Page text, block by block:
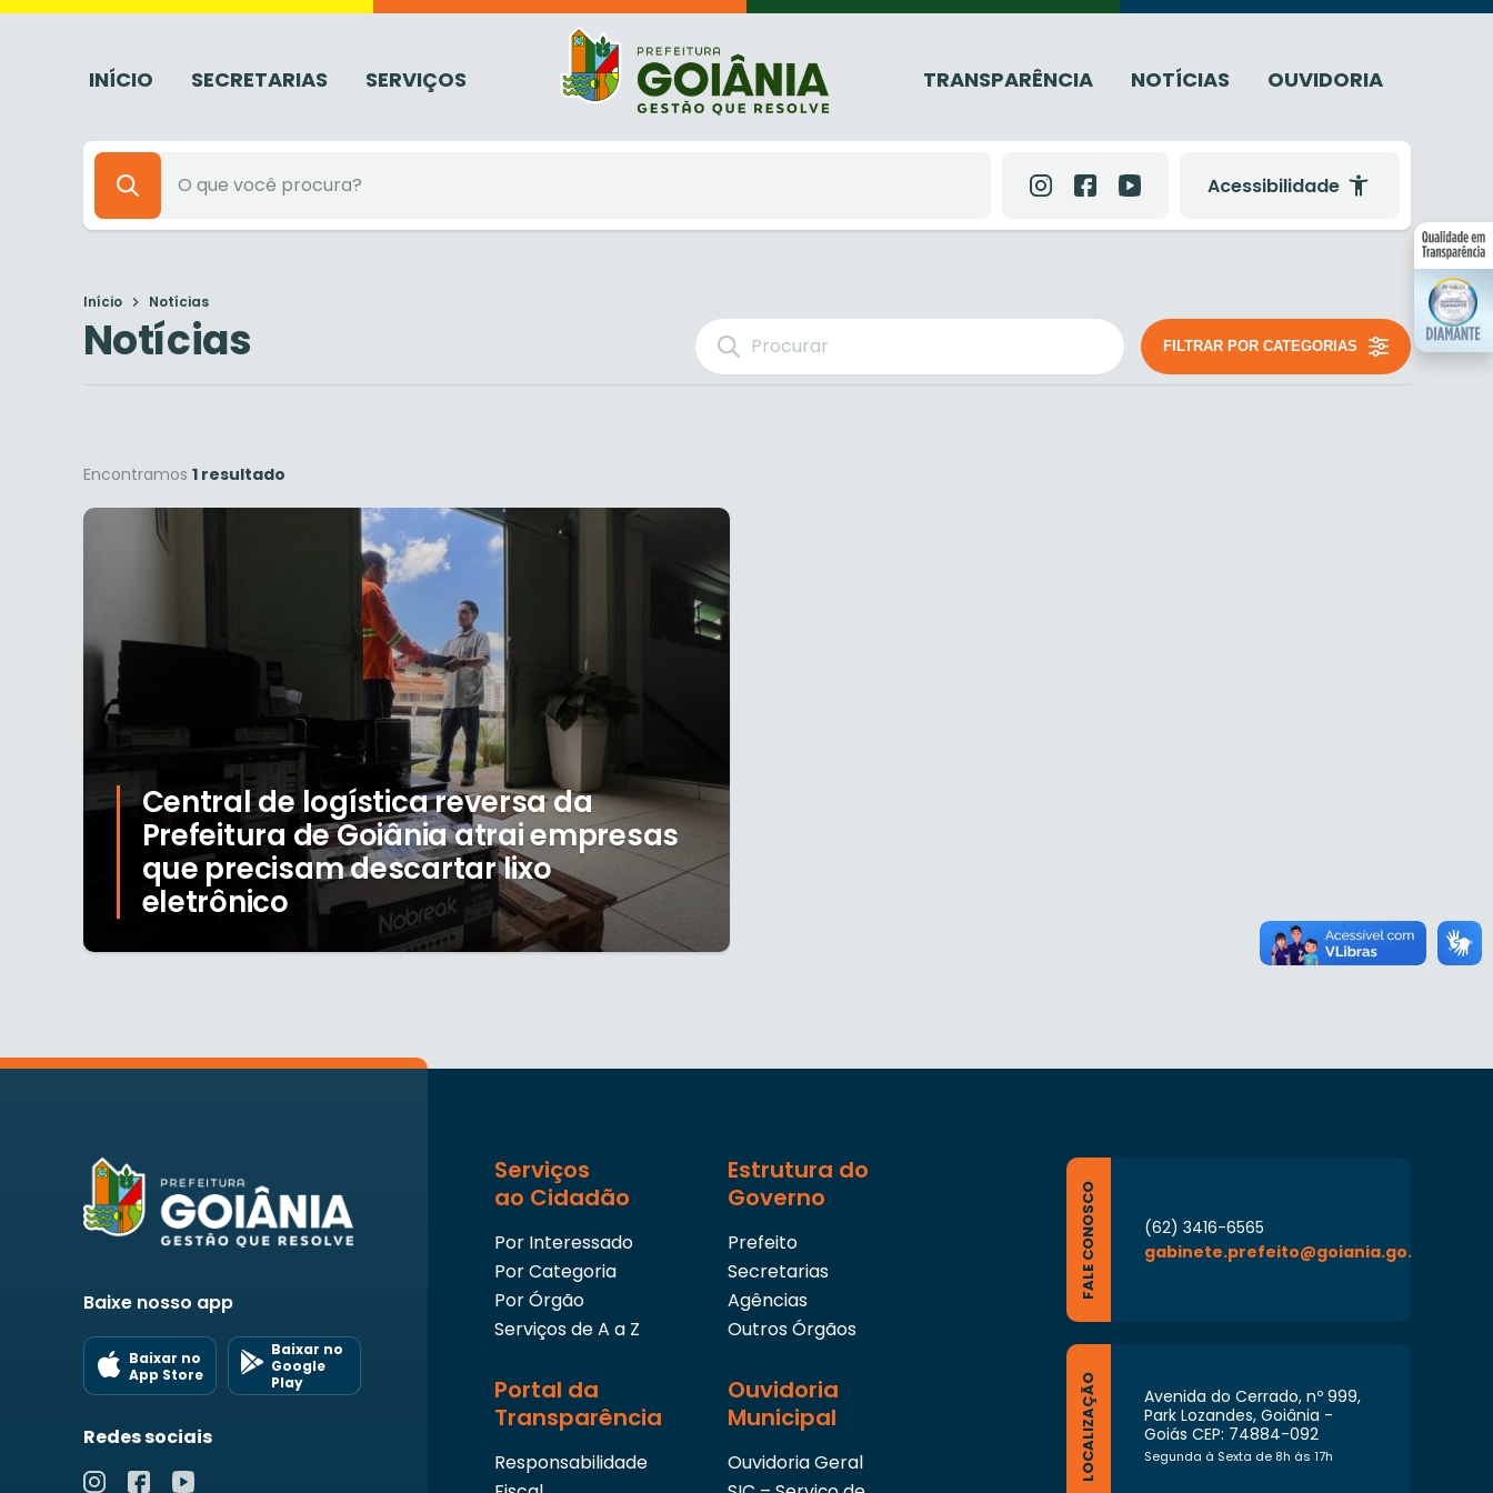
INÍCIO SECRETARIAS SERVIÇOS TRANSPARÊNCIA NOTÍCIAS OUVIDORIA
Acessibilidade
Início Notícias
Notícias FILTRAR POR CATEGORIAS
Encontramos 1 resultado
Central de logística reversa da
Prefeitura de Goiânia atrai empresas
que precisam descartar lixo
eletrônico
Baixe nosso app
Baixar no
App Store
Baixar no
Google
Play
Redes sociais
Serviços
ao Cidadão
Por Interessado
Por Categoria
Por Órgão
Serviços de A a Z
Estrutura do
Governo
Prefeito
Secretarias
Agências
Outros Órgãos
Portal da
Transparência
Responsabilidade
Ouvidoria
Municipal
Ouvidoria Geral
FALE CONOSCO
(62) 3416-6565
gabinete.prefeito@goiania.go.gov.br
LOCALIZAÇÃO
Avenida do Cerrado, nº 999,
Park Lozandes, Goiânia -
Goiás CEP: 74884-092
Segunda à Sexta de 8h às 17h